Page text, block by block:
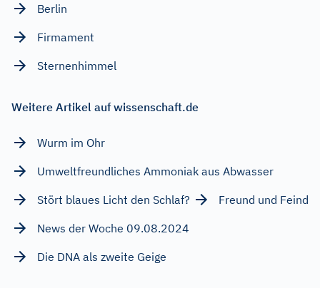
Berlin
Firmament
Sternenhimmel
Weitere Artikel auf wissenschaft.de
Wurm im Ohr
Umweltfreundliches Ammoniak aus Abwasser
Stört blaues Licht den Schlaf?
Freund und Feind
News der Woche 09.08.2024
Die DNA als zweite Geige